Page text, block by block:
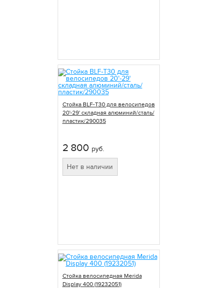
Стойка BLF-T30 для велосипедов
20'-29' складная алюминий/сталь/
пластик/290035
2 800 руб.
Нет в наличии
Стойка велосипедная Merida
Display 400 (19232051)